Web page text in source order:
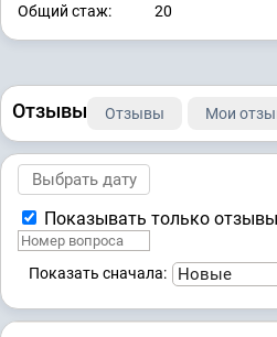
Общий стаж:
20
Отзывы Отзывы Мои
Показывать только
Показать сначала: